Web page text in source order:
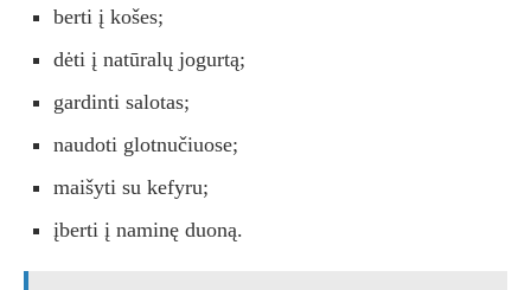
berti į košes;
dėti į natūralų jogurtą;
gardinti salotas;
naudoti glotnučiuose;
maišyti su kefyru;
įberti į naminę duoną.